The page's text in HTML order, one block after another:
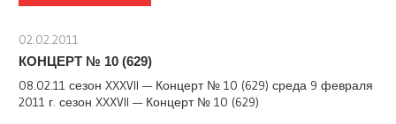
02.02.2011
КОНЦЕРТ № 10 (629)
08.02.11 сезон XXXVII — Концерт № 10 (629) среда 9 февраля
2011 г. сезон XXXVII — Концерт № 10 (629)